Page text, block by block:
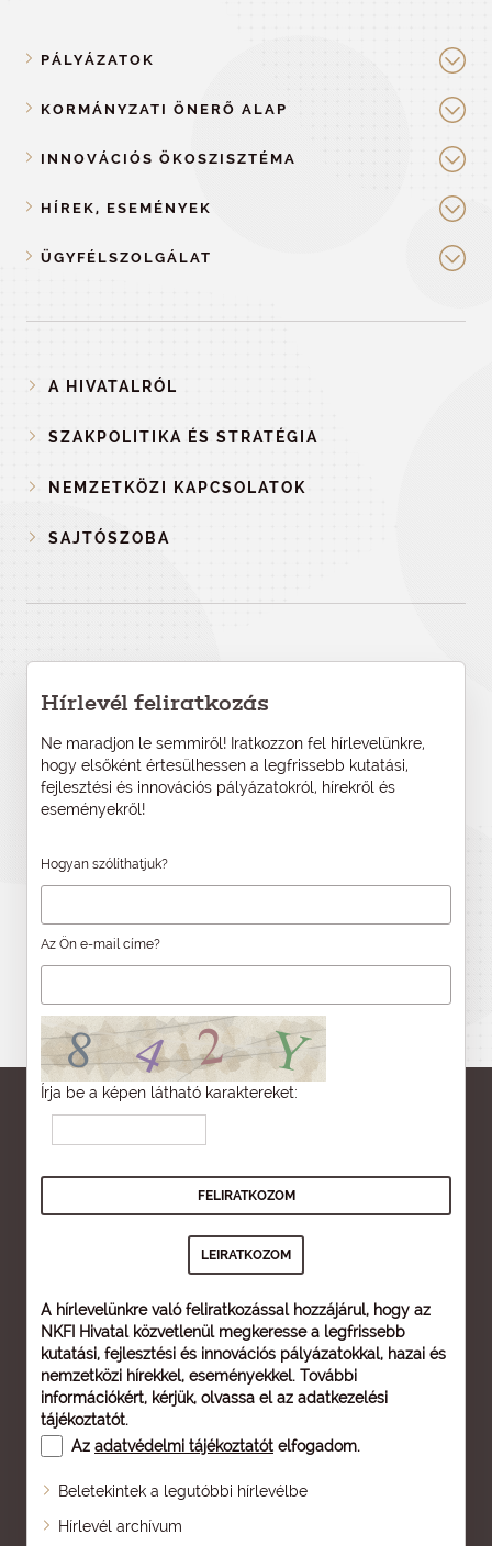
PÁLYÁZATOK
KORMÁNYZATI ÖNERŐ ALAP
INNOVÁCIÓS ÖKOSZISZTÉMA
HÍREK, ESEMÉNYEK
ÜGYFÉLSZOLGÁLAT
A HIVATALRÓL
SZAKPOLITIKA ÉS STRATÉGIA
NEMZETKÖZI KAPCSOLATOK
SAJTÓSZOBA
Hírlevél feliratkozás
Ne maradjon le semmiről! Iratkozzon fel hírlevelünkre,
hogy elsőként értesülhessen a legfrissebb kutatási,
fejlesztési és innovációs pályázatokról, hírekről és
eseményekről!
Hogyan szólíthatjuk?
Az Ön e-mail címe?
Írja be a képen látható karaktereket:
A hírlevelünkre való feliratkozással hozzájárul, hogy az
NKFI Hivatal közvetlenül megkeresse a legfrissebb
kutatási, fejlesztési és innovációs pályázatokkal, hazai és
nemzetközi hírekkel, eseményekkel. További
információkért, kérjük, olvassa el az adatkezelési
tájékoztatót.
Az adatvédelmi tájékoztatót elfogadom.
Beletekintek a legutóbbi hírlevélbe
Hírlevél archívum
Oldaltérkép